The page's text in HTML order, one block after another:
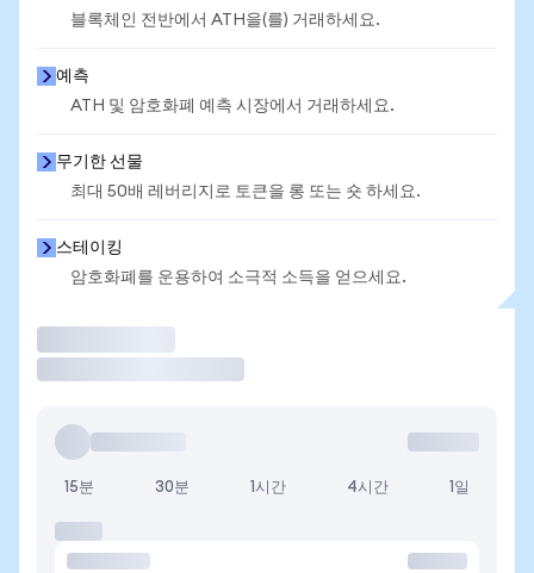
블록체인 전반에서 ATH을(를) 거래하세요.
예측
ATH 및 암호화폐 예측 시장에서 거래하세요.
무기한 선물
최대 50배 레버리지로 토큰을 롱 또는 숏 하세요.
스테이킹
암호화폐를 운용하여 소극적 소득을 얻으세요.
15분 30분 1시간 4시간 1일